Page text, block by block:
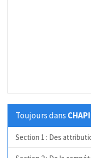
Toujours dans
Section 1 : Des